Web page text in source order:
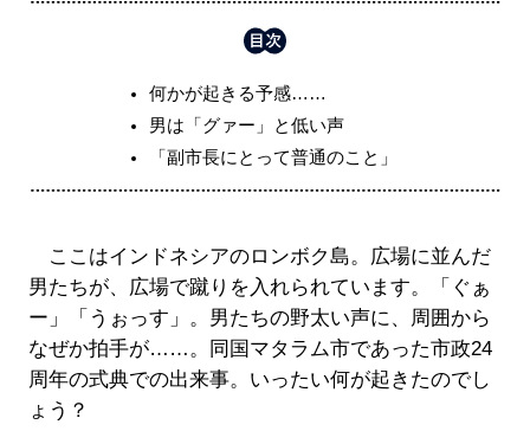
何かが起きる予感……
男は「グァー」と低い声
「副市長にとって普通のこと」
ここはインドネシアのロンボク島。広場に並んだ
男たちが、広場で蹴りを入れられています。「ぐぁ
ー」「うぉっす」。男たちの野太い声に、周囲から
なぜか拍手が……。同国マタラム市であった市政24
周年の式典での出来事。いったい何が起きたのでし
ょう？